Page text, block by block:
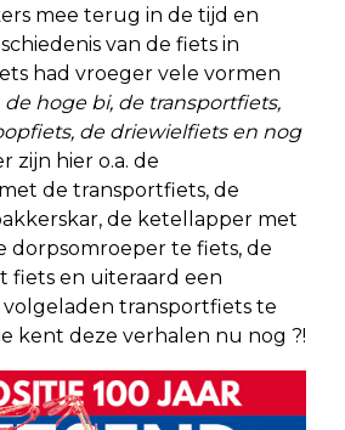
mee terug in de tijd en
van de fiets in
had vroeger vele vormen
de hoge bi, de transportfiets,
de driewielfiets en nog
zijn hier o.a. de
de transportfiets, de
de ketellapper met
dorpsomroeper te fiets, de
fiets en uiteraard een
transportfiets te
kent deze verhalen nu nog ?!